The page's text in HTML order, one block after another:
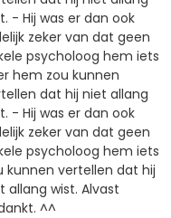
- Hij was er dan ook
zeker van dat geen
psycholoog hem iets
hem zou kunnen
dat hij niet allang
- Hij was er dan ook
zeker van dat geen
psycholoog hem iets
kunnen vertellen dat hij
allang wist. Alvast
^^